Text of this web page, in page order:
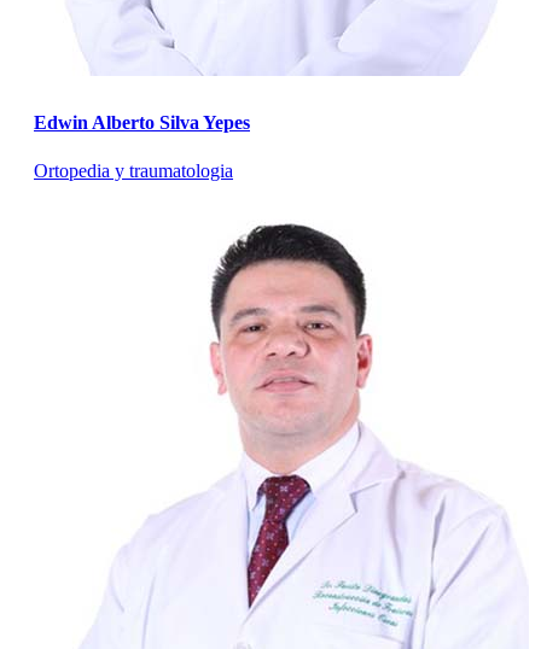
Edwin Alberto Silva Yepes
Ortopedia y traumatologia